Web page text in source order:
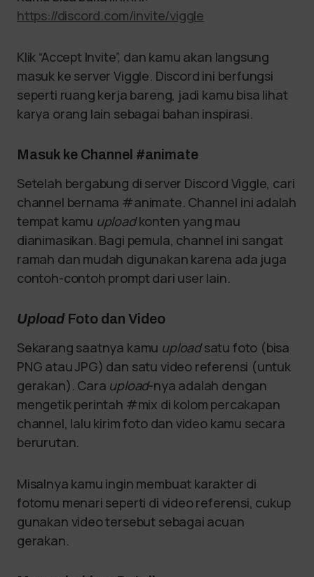
https://discord.com/invite/viggle
Klik “Accept Invite”, dan kamu akan langsung
masuk ke server Viggle. Discord ini berfungsi
seperti ruang kerja bareng, jadi kamu bisa lihat
karya orang lain sebagai bahan inspirasi.
Masuk ke Channel #animate
Setelah bergabung di server Discord Viggle, cari
channel bernama #animate. Channel ini adalah
tempat kamu uploadkonten yang mau
dianimasikan. Bagi pemula, channel ini sangat
ramah dan mudah digunakan karena ada juga
contoh-contoh prompt dari user lain.
UploadFoto dan Video
Sekarang saatnya kamu uploadsatu foto (bisa
PNG atau JPG) dan satu video referensi (untuk
gerakan). Cara upload-nya adalah dengan
mengetik perintah #mix di kolom percakapan
channel, lalu kirim foto dan video kamu secara
berurutan.
Misalnya kamu ingin membuat karakter di
fotomu menari seperti di video referensi, cukup
gunakan video tersebut sebagai acuan
gerakan.